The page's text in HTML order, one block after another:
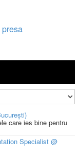
care ies bine pentru
Specialist @